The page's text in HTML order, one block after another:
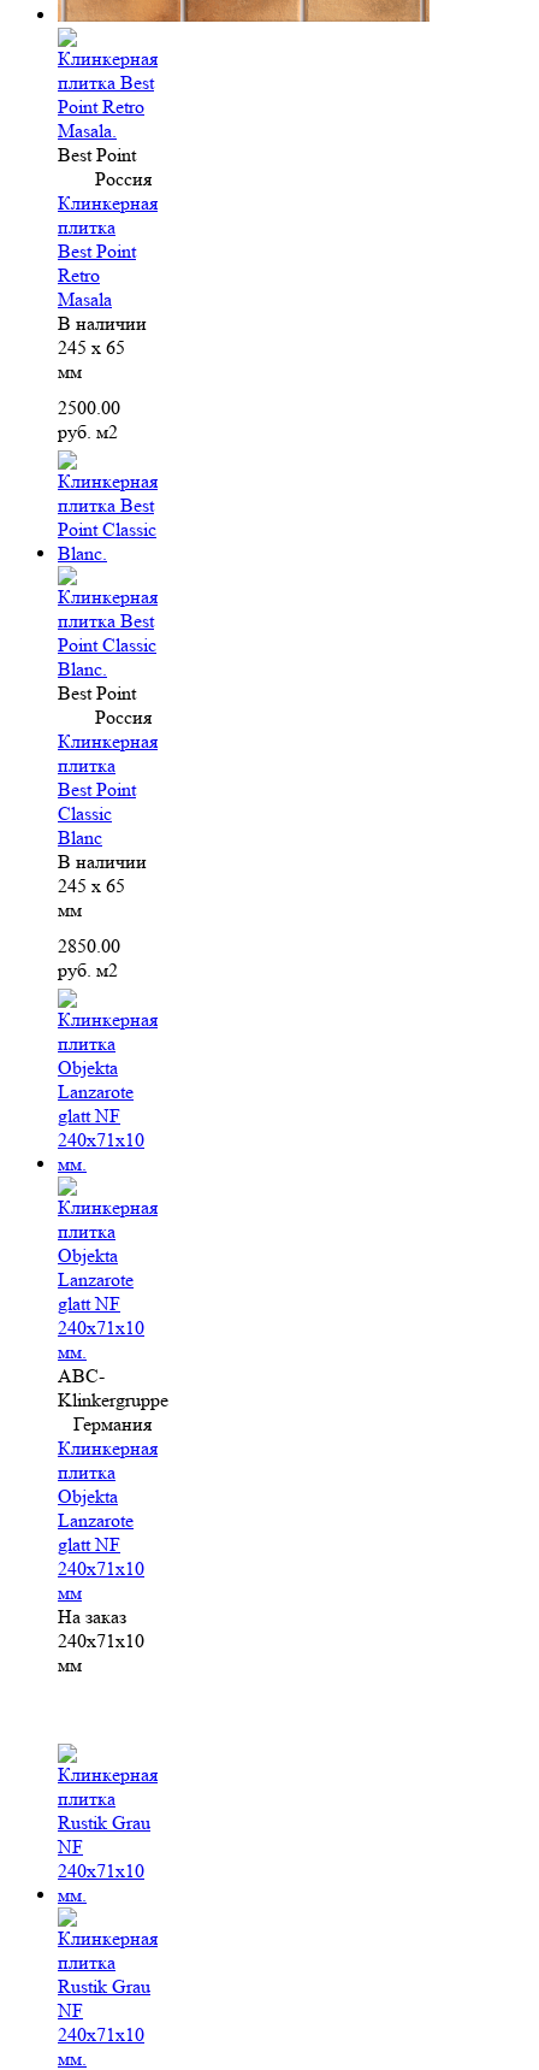
Best Point
Россия
Клинкерная
плитка
Best Point
Retro
Masala
В наличии
245 x 65
мм
2500.00
руб. м2
Best Point
Россия
Клинкерная
плитка
Best Point
Classic
Blanc
В наличии
245 x 65
мм
2850.00
руб. м2
ABC-
Klinkergruppe
Германия
Клинкерная
плитка
Objekta
Lanzarote
glatt NF
240x71x10
мм
На заказ
240х71х10
мм